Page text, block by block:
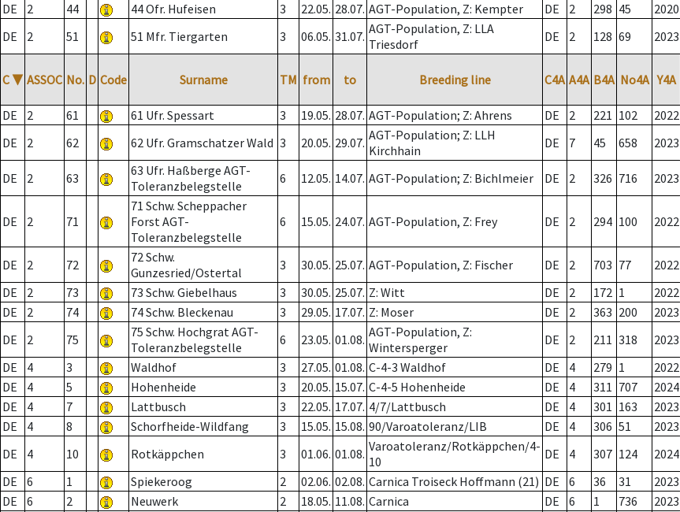
DE
2 44 44 Ofr. Hufeisen 3 22.05. 28.07. AGT-Population, Z: Kempter DE 2 298 45 2020
DE
2 51 51 Mfr. Tiergarten 3 06.05. 31.07. AGT-Population, Z: LLA
Triesdorf
DE 2 128 69 2023
C ▼ ASSOC No. D Code Surname TM from to Breeding line C4A A4A B4A No4A Y4A
DE
2 61 61 Ufr. Spessart 3 19.05. 28.07. AGT-Population; Z: Ahrens DE 2 221 102 2022
DE
2 62 62 Ufr. Gramschatzer Wald 3 20.05. 29.07. AGT-Population; Z: LLH
Kirchhain
DE 7 45 658 2023
DE 2 63
63 Ufr. Haßberge AGT-
Toleranzbelegstelle
6 12.05. 14.07. AGT-Population; Z: Bichlmeier DE 2 326 716 2023
DE 2 71
71 Schw. Scheppacher
Forst AGT-
Toleranzbelegstelle
6 15.05. 24.07. AGT-Population, Z: Frey DE 2 294 100 2022
DE 2 72
72 Schw.
Gunzesried/Ostertal
3 30.05. 25.07. AGT-Population, Z: Fischer DE 2 703 77 2022
DE
2 73 73 Schw. Giebelhaus 3 30.05. 25.07. Z: Witt DE 2 172 1 2022
DE
2 74 74 Schw. Bleckenau 3 29.05. 17.07. Z: Moser DE 2 363 200 2023
DE
2 75
75 Schw. Hochgrat AGT-
Toleranzbelegstelle
6 23.05. 01.08. AGT-Population, Z:
Wintersperger
DE 2 211 318 2023
DE
4 3 Waldhof 3 27.05. 01.08. C-4-3 Waldhof DE 4 279 1 2022
DE
4 5 Hohenheide 3 20.05. 15.07. C-4-5 Hohenheide DE 4 311 707 2024
DE
4 7 Lattbusch 3 22.05. 17.07. 4/7/Lattbusch DE 4 301 163 2023
DE
4 8 Schorfheide-Wildfang 3 15.05. 15.08. 90/Varoatoleranz/LIB DE 4 306 51 2023
DE
4 10 Rotkäppchen 3 01.06. 01.08. Varoatoleranz/Rotkäppchen/4-
10
DE 4 307 124 2024
DE
6 1 Spiekeroog 2 02.06. 02.08. Carnica Troiseck Hoffmann (21) DE 6 36 31 2023
DE
6 2 Neuwerk 2 18.05. 11.08. Carnica DE 6 1 736 2023